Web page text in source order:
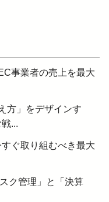
事業者の売上を最大
方」をデザインす
...
ぐ取り組むべき最大
ク管理」と「決算